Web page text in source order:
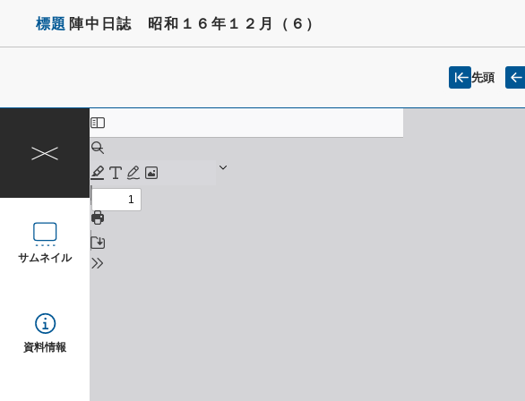
標題 陣中日誌 昭和１６年１２月（６）
先頭
サムネイル
資料情報